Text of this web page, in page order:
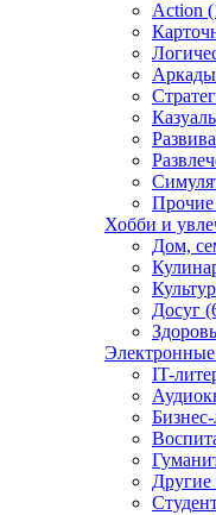
Action
Аркады
Хобби и
Дом,
Досуг
IT-
Другие